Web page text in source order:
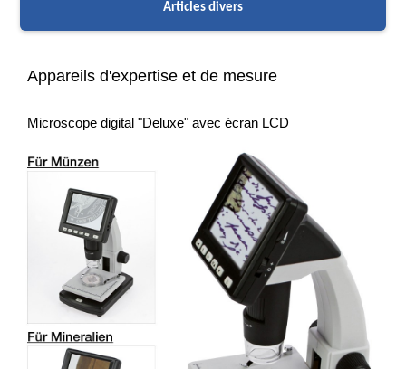
Articles divers
Appareils d'expertise et de mesure
Microscope digital "Deluxe" avec écran LCD